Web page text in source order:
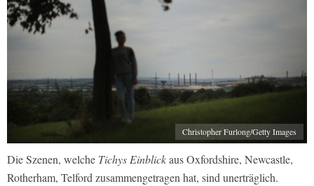
Christopher Furlong/Getty Images
Die Szenen, welche Tichys Einblickaus Oxfordshire, Newcastle,
Rotherham, Telford zusammengetragen hat, sind unerträglich.